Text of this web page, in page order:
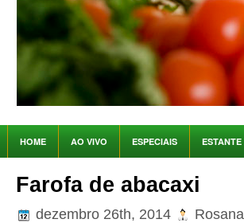
HOME AO VIVO ESPECIAIS ESTANTE
Farofa de abacaxi
dezembro 26th, 2014 Rosana